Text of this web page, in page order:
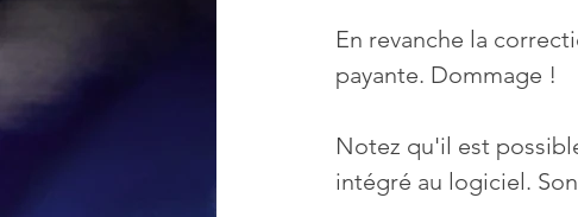
En revanche la
payante. Dommage !
Notez qu'il est
intégré au logiciel.